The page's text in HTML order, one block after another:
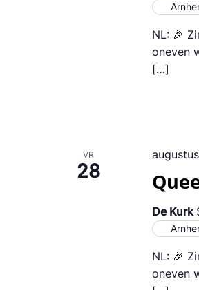
NL: 🎉
oneven
[…]
VR
28
De Kurk
NL: 🎉
oneven